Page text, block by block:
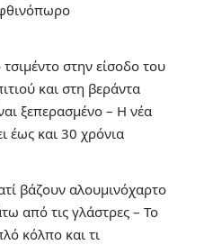
τσιμέντο στην είσοδο του
και στη βεράντα
ξεπερασμένο – Η νέα
έως και 30 χρόνια
βάζουν αλουμινόχαρτο
από τις γλάστρες – Το
κόλπο και τι